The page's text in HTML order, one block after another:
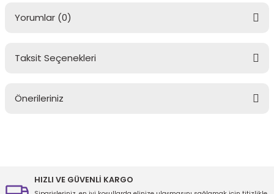
Yorumlar (0)
Taksit Seçenekleri
Önerileriniz
HIZLI VE GÜVENLİ KARGO